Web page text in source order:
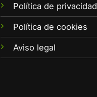
Política de privacidad
Política de cookies
Aviso legal